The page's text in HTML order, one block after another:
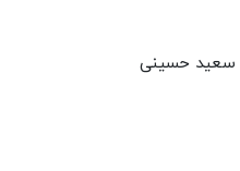
سعید حسینی